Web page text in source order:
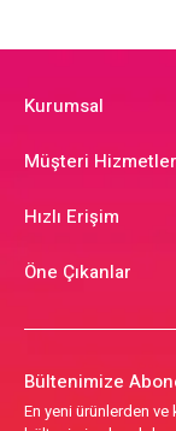
Kurumsal
Müşteri
Hızlı Erişim
Öne Çıkanlar
Bültenimize
En yeni ürünlerden